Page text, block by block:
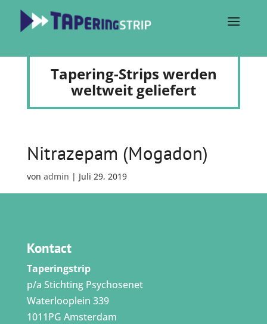
Tapering-Strips werden
weltweit geliefert
Nitrazepam (Mogadon)
von admin | Juli 29, 2019
Kontact
Taperingstrip
p/a Stichting Psychosenet
Waterlooplein 339
1011PG Amsterdam